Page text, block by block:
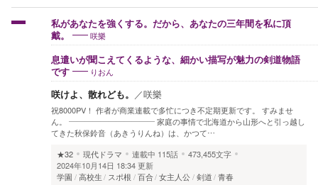
私があなたを強くする。だから、あなたの三年間を私に頂
戴。
咲樂
息遣いが聞こえてくるような、細かい描写が魅力の剣道物語
です
りおん
咲けよ、散れども。 ／咲樂
祝8000PV！ 作者が商業連載で多忙につき不定期更新です。 すみませ
ん。 ――――――――――― 家庭の事情で北海道から山形へと引っ越し
てきた秋保鈴音（あきうりんね）は、かつて…
★32
現代ドラマ 連載中 115話
473,455文字
2024年10月14日 18:34 更新
学園
高校生 スポ根 百合 女主人公 剣道 青春